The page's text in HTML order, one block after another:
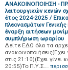
ΑΝΑΚΟΙΝΟΠΟΙΗΣΗ -
λειτουργικών κενών
έτος 2024-2025 /
πλεονασμάτων Γενικής
έναρξη αιτήσεων
συμπλήρωση ωραρίου
Δείτε ΕΔΩ όλα τα
στις 21:10)(Εχει γίνει
20:55)Το Π.Υ.Σ.…